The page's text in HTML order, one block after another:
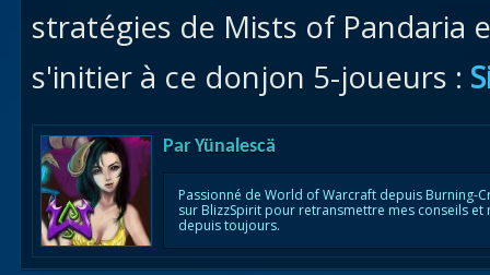
stratégies de Mists of Pandaria
s'initier à ce donjon 5-joueurs :
Par Yünalescä
Passionné de World of Warcraft depuis Burning-
sur BlizzSpirit pour retransmettre mes conseils
depuis toujours.